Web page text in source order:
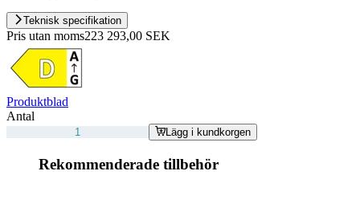
Teknisk specifikation
Pris utan moms223 293,00 SEK
Produktblad
Antal
Lägg i kundkorgen
Rekommenderade tillbehör